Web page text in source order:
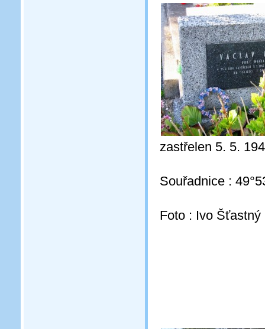
zastřelen 5. 5.
Souřadnice :
Foto : Ivo